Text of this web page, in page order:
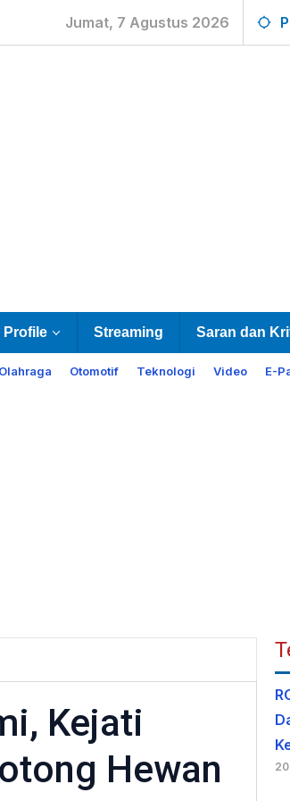
Jumat, 7 Agustus 2026
Profile Streaming Saran dan
Olahraga Otomotif Teknologi Video E-
Kejati
Hewan